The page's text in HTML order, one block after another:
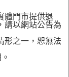
體門市提供退
請以網站公告為
形之一，恕無法